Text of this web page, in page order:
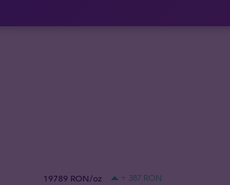
19789 RON/oz + 387 RON